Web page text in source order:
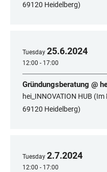
69120 Heidelberg)
Tuesday 25.6.2024
12:00 - 17:00
Gründungsberatung @
hei_INNOVATION HUB
69120 Heidelberg)
Tuesday 2.7.2024
12:00 - 17:00